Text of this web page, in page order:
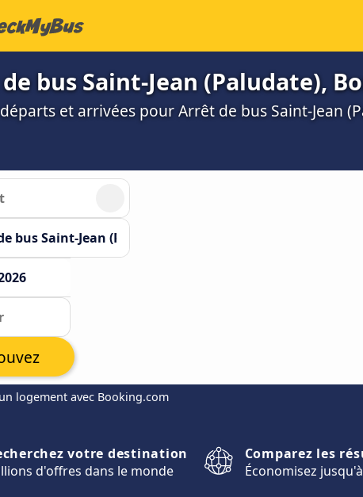
bus Saint-Jean (Paludate),
et arrivées pour Arrêt de bus Saint-Jean
logement avec Booking.com
votre destination
d'offres dans le monde
Comparez les
Économisez